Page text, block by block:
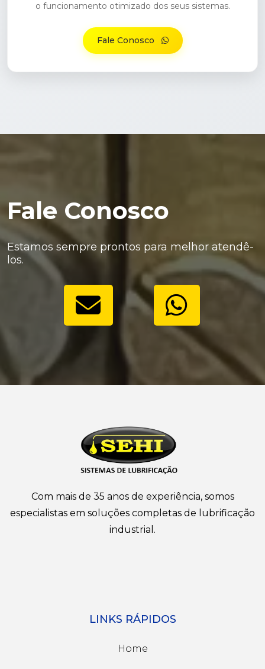
o funcionamento otimizado dos seus sistemas.
Fale Conosco
Fale Conosco
Estamos sempre prontos para melhor atendê-
los.
Com mais de 35 anos de experiência, somos
especialistas em soluções completas de lubrificação
industrial.
LINKS RÁPIDOS
Home